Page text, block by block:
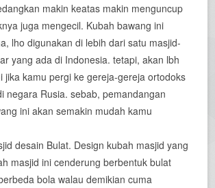
makin keatas makin menguncup
juga mengecil. Kubah bawang ini
lho digunakan di lebih dari satu masjid-
yang ada di Indonesia. tetapi, akan lbh
jika kamu pergi ke gereja-gereja ortodoks
negara Rusia. sebab, pemandangan
ini akan semakin mudah kamu
desain Bulat. Design kubah masjid yang
masjid ini cenderung berbentuk bulat
bola walau demikian cuma